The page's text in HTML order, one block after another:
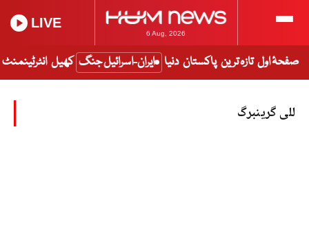
6 Aug, 2026
LIVE
صفحۂ اول تازہ ترین پاکستان دنیا ایران-اسرائیل جنگ کھیل انٹرٹینمنٹ
للی گرینبرگ